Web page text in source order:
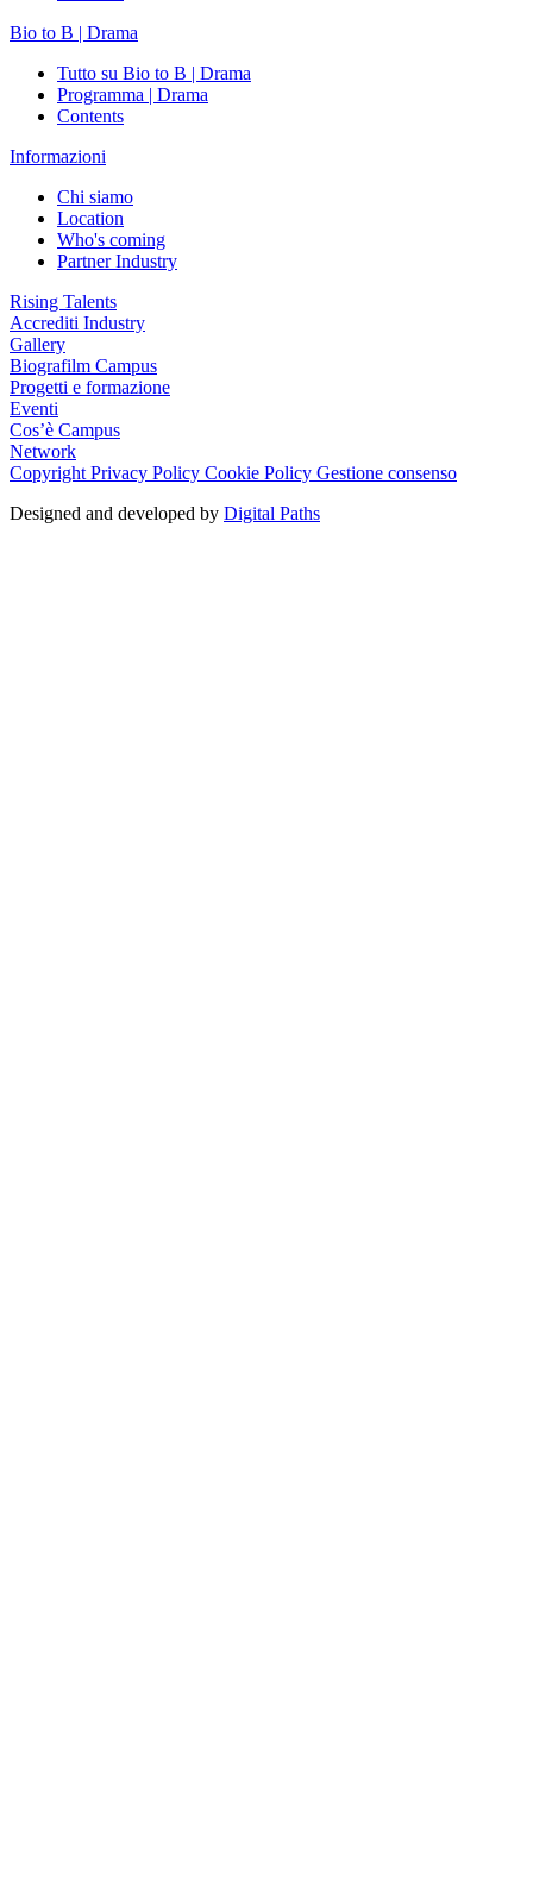
Bio to B | Drama
Tutto su Bio to B | Drama
Programma | Drama
Contents
Informazioni
Chi siamo
Location
Who's coming
Partner Industry
Rising Talents
Accrediti Industry
Gallery
Biografilm Campus
Progetti e formazione
Eventi
Cos’è Campus
Network
Copyright Privacy Policy Cookie Policy Gestione consenso
Designed and developed by Digital Paths